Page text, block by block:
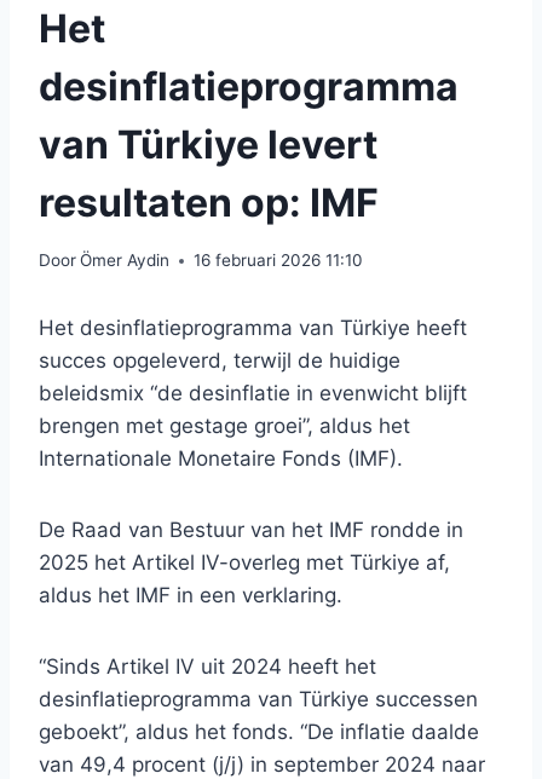
Het
desinflatieprogramma
van Türkiye levert
resultaten op: IMF
DoorÖmer Aydin 16 februari 2026 11:10
Het desinflatieprogramma van Türkiye heeft
succes opgeleverd, terwijl de huidige
beleidsmix “de desinflatie in evenwicht blijft
brengen met gestage groei”, aldus het
Internationale Monetaire Fonds (IMF).
De Raad van Bestuur van het IMF rondde in
2025 het Artikel IV-overleg met Türkiye af,
aldus het IMF in een verklaring.
“Sinds Artikel IV uit 2024 heeft het
desinflatieprogramma van Türkiye successen
geboekt”, aldus het fonds. “De inflatie daalde
van 49,4 procent (j/j) in september 2024 naar